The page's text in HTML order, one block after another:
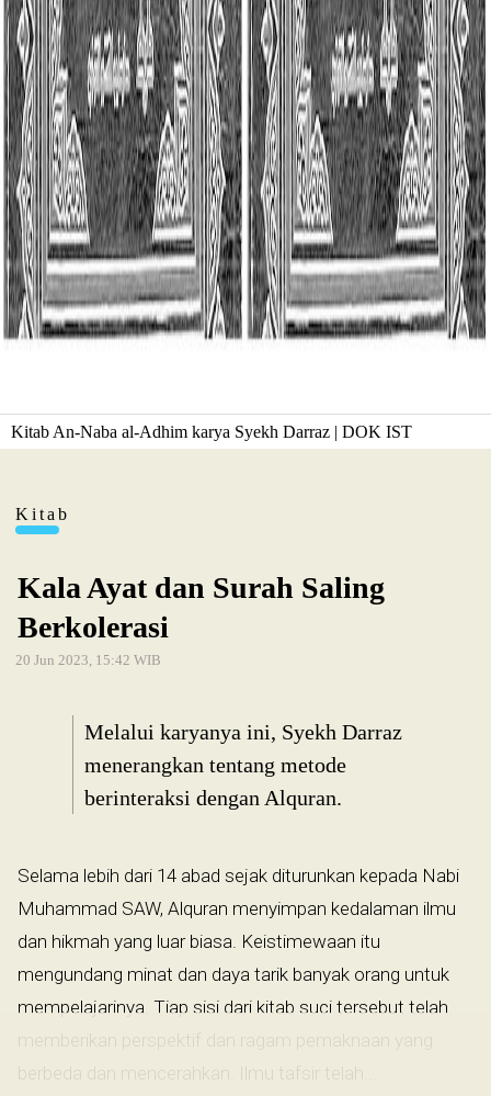
Kitab An-Naba al-Adhim karya Syekh Darraz | DOK IST
Kitab
Kala Ayat dan Surah Saling
Berkolerasi
20 Jun 2023, 15:42 WIB
Melalui karyanya ini, Syekh Darraz
menerangkan tentang metode
berinteraksi dengan Alquran.
Selama lebih dari 14 abad sejak diturunkan kepada Nabi
Muhammad SAW, Alquran menyimpan kedalaman ilmu
dan hikmah yang luar biasa. Keistimewaan itu
mengundang minat dan daya tarik banyak orang untuk
mempelajarinya. Tiap sisi dari kitab suci tersebut telah
memberikan perspektif dan ragam pemaknaan yang
berbeda dan mencerahkan. Ilmu tafsir telah...